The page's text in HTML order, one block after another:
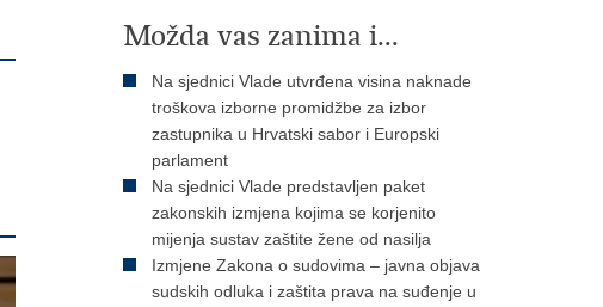
Možda vas zanima i...
Na sjednici Vlade utvrđena visina naknade
troškova izborne promidžbe za izbor
zastupnika u Hrvatski sabor i Europski
parlament
Na sjednici Vlade predstavljen paket
zakonskih izmjena kojima se korjenito
mijenja sustav zaštite žene od nasilja
Izmjene Zakona o sudovima – javna objava
sudskih odluka i zaštita prava na suđenje u